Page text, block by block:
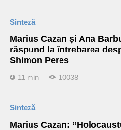
Sinteză
Marius Cazan și Ana
răspund la întrebarea
Shimon Peres
11 min 10038
Sinteză
Marius Cazan: